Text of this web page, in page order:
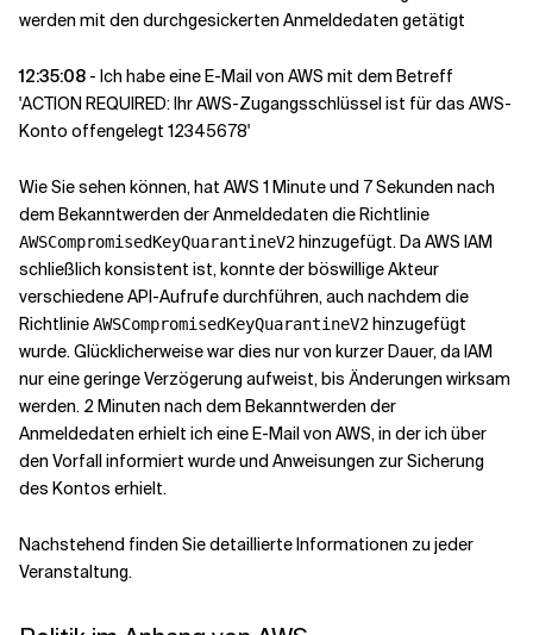
werden mit den durchgesickerten Anmeldedaten getätigt
12:35:08 - Ich habe eine E-Mail von AWS mit dem Betreff
'ACTION REQUIRED: Ihr AWS-Zugangsschlüssel ist für das AWS-
Konto offengelegt 12345678'
Wie Sie sehen können, hat AWS 1 Minute und 7 Sekunden nach
dem Bekanntwerden der Anmeldedaten die Richtlinie
AWSCompromisedKeyQuarantineV2hinzugefügt. Da AWS IAM
schließlich konsistent ist, konnte der böswillige Akteur
verschiedene API-Aufrufe durchführen, auch nachdem die
RichtlinieAWSCompromisedKeyQuarantineV2hinzugefügt
wurde. Glücklicherweise war dies nur von kurzer Dauer, da IAM
nur eine geringe Verzögerung aufweist, bis Änderungen wirksam
werden. 2 Minuten nach dem Bekanntwerden der
Anmeldedaten erhielt ich eine E-Mail von AWS, in der ich über
den Vorfall informiert wurde und Anweisungen zur Sicherung
des Kontos erhielt.
Nachstehend finden Sie detaillierte Informationen zu jeder
Veranstaltung.